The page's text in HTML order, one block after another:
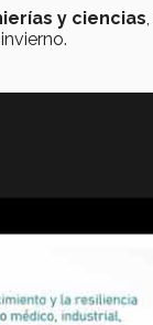
y ciencias